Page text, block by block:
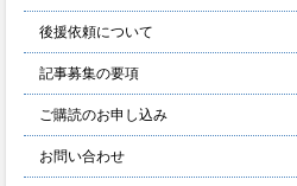
後援依頼について
記事募集の要項
ご購読のお申し込み
お問い合わせ